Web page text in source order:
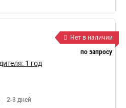
Нет в наличии
по запросу
1 год
2-3 дней